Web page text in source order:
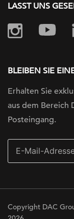
LASST UNS
BLEIBEN SIE
Erhalten Sie
aus dem Bereich
Posteingang.
Copyright DAC